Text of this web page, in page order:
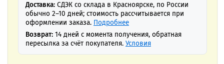
Доставка: СДЭК со склада в Красноярске, по России
обычно 2–10 дней; стоимость рассчитывается при
оформлении заказа. Подробнее
Возврат: 14 дней с момента получения, обратная
пересылка за счёт покупателя. Условия